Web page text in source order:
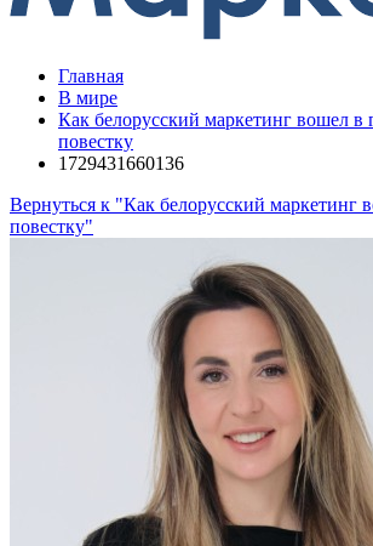
Главная
В мире
Как белорусский маркетинг вошел в
повестку
1729431660136
Вернуться к "Как белорусский маркетинг
повестку"